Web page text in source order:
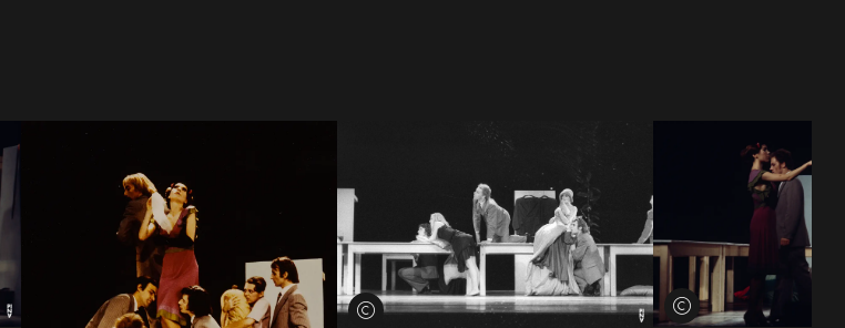
Voir les crédits Voir les crédits